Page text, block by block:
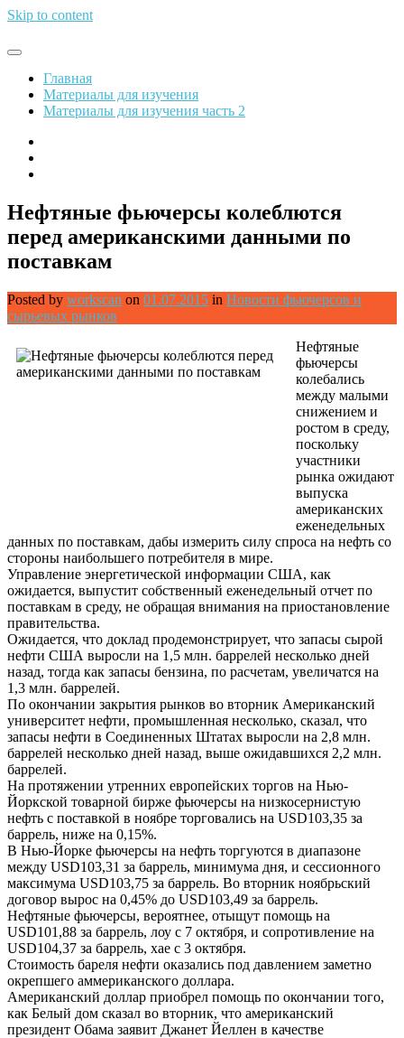
Skip to content
Обрети финансовую свободу
Главная
Материалы для изучения
Материалы для изучения часть 2
Нефтяные фьючерсы колеблются
перед американскими данными по
поставкам
Posted by workscan on 01.07.2015 in Новости фьючерсов и
сырьевых рынков
Нефтяные
фьючерсы
колебались
между малыми
снижением и
ростом в среду,
поскольку
участники
рынка ожидают
выпуска
американских
еженедельных
данных по поставкам, дабы измерить силу спроса на нефть со
стороны наибольшего потребителя в мире.
Управление энергетической информации США, как
ожидается, выпустит собственный еженедельный отчет по
поставкам в среду, не обращая внимания на приостановление
правительства.
Ожидается, что доклад продемонстрирует, что запасы сырой
нефти США выросли на 1,5 млн. баррелей несколько дней
назад, тогда как запасы бензина, по расчетам, увеличатся на
1,3 млн. баррелей.
По окончании закрытия рынков во вторник Американский
университет нефти, промышленная несколько, сказал, что
запасы нефти в Соединенных Штатах выросли на 2,8 млн.
баррелей несколько дней назад, выше ожидавшихся 2,2 млн.
баррелей.
На протяжении утренних европейских торгов на Нью-
Йоркской товарной бирже фьючерсы на низкосернистую
нефть с поставкой в ноябре торговались на USD103,35 за
баррель, ниже на 0,15%.
В Нью-Йорке фьючерсы на нефть торгуются в диапазоне
между USD103,31 за баррель, минимума дня, и сессионного
максимума USD103,75 за баррель. Во вторник ноябрьский
договор вырос на 0,45% до USD103,49 за баррель.
Нефтяные фьючерсы, вероятнее, отыщут помощь на
USD101,88 за баррель, лоу с 7 октября, и сопротивление на
USD104,37 за баррель, хае с 3 октября.
Стоимость бареля нефти оказались под давлением заметно
окрепшего аммериканского доллара.
Американский доллар приобрел помощь по окончании того,
как Белый дом сказал во вторник, что американский
президент Обама заявит Джанет Йеллен в качестве